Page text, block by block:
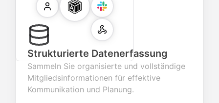
Strukturierte Datenerfassung
Sammeln Sie organisierte und vollständige
Mitgliedsinformationen für effektive
Kommunikation und Planung.